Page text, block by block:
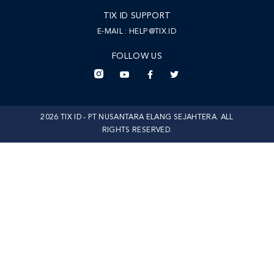
TIX ID SUPPORT
E-MAIL : HELP@TIX.ID
FOLLOW US
2026 TIX ID - PT NUSANTARA ELANG SEJAHTERA. ALL
RIGHTS RESERVED.